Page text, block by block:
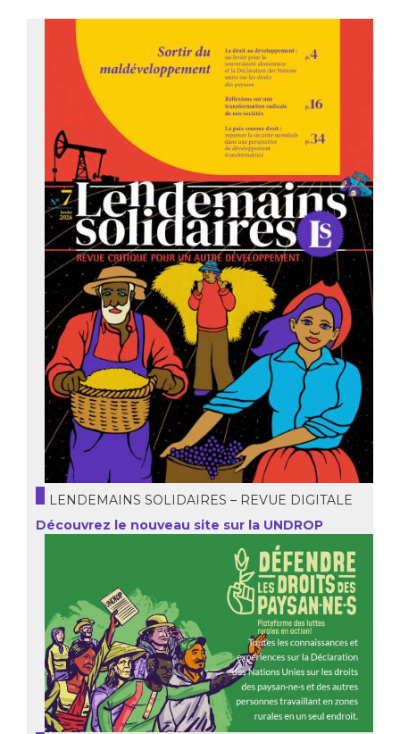
LENDEMAINS SOLIDAIRES – REVUE DIGITALE
Découvrez le nouveau site sur la UNDROP